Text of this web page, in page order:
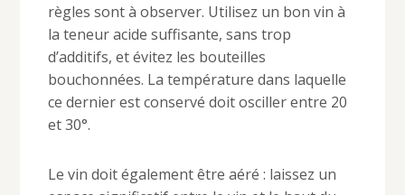
règles sont à observer. Utilisez un bon vin à
la teneur acide suffisante, sans trop
d’additifs, et évitez les bouteilles
bouchonnées. La température dans laquelle
ce dernier est conservé doit osciller entre 20
et 30°.
Le vin doit également être aéré : laissez un